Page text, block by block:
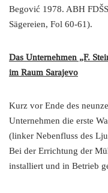
Begović 1978. ABH
Sägereien, Fol 60-61).
Das Unternehmen „F.
im Raum Sarajevo
Kurz vor Ende des
Unternehmen die erste
(linker Nebenfluss des
Bei der Errichtung der
installiert und in Betrieb